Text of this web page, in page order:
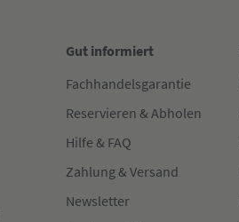
Gut informiert
Fachhandelsgarantie
Reservieren & Abholen
Hilfe & FAQ
Zahlung & Versand
Newsletter